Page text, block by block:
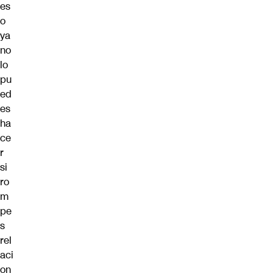
es
o
ya
no
lo
pu
ed
es
ha
ce
r
si
ro
m
pe
s
rel
aci
on